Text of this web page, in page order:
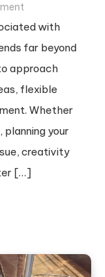
The
Everyday
Creativity
Improves
Problem
with
far beyond
approach
flexible
Whether
planning your
creativity
[…]